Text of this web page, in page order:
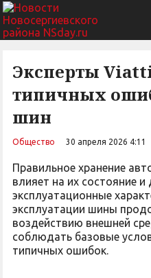
Эксперты
типичных
шин
Общество 30 апреля 2026 4:11
Правильное хранение
влияет на их состояние
эксплуатационные
эксплуатации шины
воздействию внешней
соблюдать базовые
типичных ошибок.